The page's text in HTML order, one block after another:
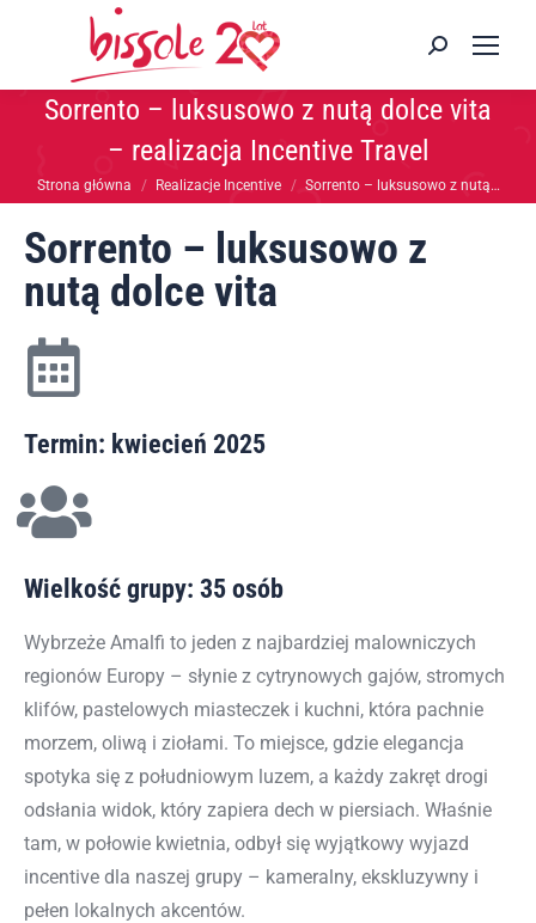
Sorrento – luksusowo z nutą dolce vita
– realizacja Incentive Travel
Jesteś tutaj:
Strona główna Realizacje Incentive Sorrento – luksusowo z nutą…
Sorrento – luksusowo z
nutą dolce vita
Termin: kwiecień 2025
Wielkość grupy: 35 osób
Wybrzeże Amalfi to jeden z najbardziej malowniczych
regionów Europy – słynie z cytrynowych gajów, stromych
klifów, pastelowych miasteczek i kuchni, która pachnie
morzem, oliwą i ziołami. To miejsce, gdzie elegancja
spotyka się z południowym luzem, a każdy zakręt drogi
odsłania widok, który zapiera dech w piersiach. Właśnie
tam, w połowie kwietnia, odbył się wyjątkowy wyjazd
incentive dla naszej grupy – kameralny, ekskluzywny i
pełen lokalnych akcentów.